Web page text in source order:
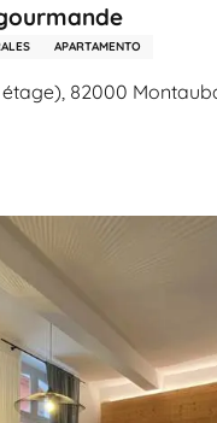
APARTAMENTO
étage), 82000
aux favoris